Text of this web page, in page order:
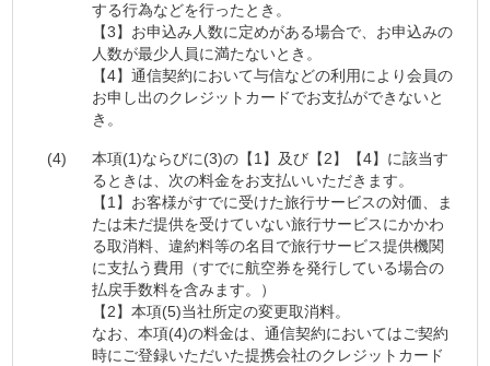
する行為などを行ったとき。
【3】お申込み人数に定めがある場合で、お申込みの
人数が最少人員に満たないとき。
【4】通信契約において与信などの利用により会員の
お申し出のクレジットカードでお支払ができないと
き。
(4)
本項(1)ならびに(3)の【1】及び【2】【4】に該当す
るときは、次の料金をお支払いいただきます。
【1】お客様がすでに受けた旅行サービスの対価、ま
たは未だ提供を受けていない旅行サービスにかかわ
る取消料、違約料等の名目で旅行サービス提供機関
に支払う費用（すでに航空券を発行している場合の
払戻手数料を含みます。）
【2】本項(5)当社所定の変更取消料。
なお、本項(4)の料金は、通信契約においてはご契約
時にご登録いただいた提携会社のクレジットカード